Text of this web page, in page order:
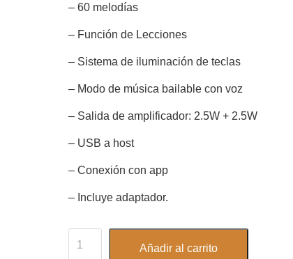
– 60 melodías
– Función de Lecciones
– Sistema de iluminación de teclas
– Modo de música bailable con voz
– Salida de amplificador: 2.5W + 2.5W
– USB a host
– Conexión con app
– Incluye adaptador.
Añadir al carrito